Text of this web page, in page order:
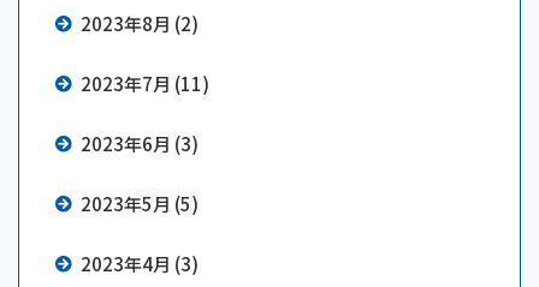
2023年8月 (2)
2023年7月 (11)
2023年6月 (3)
2023年5月 (5)
2023年4月 (3)